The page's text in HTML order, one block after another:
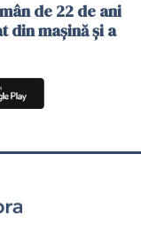
de 22 de ani
din mașină și a